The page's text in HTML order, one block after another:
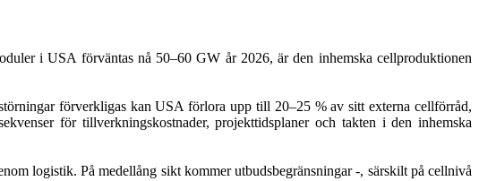
i USA förväntas nå 50–60 GW år 2026, är den inhemska cellproduktionen
förverkligas kan USA förlora upp till 20–25 % av sitt externa cellförråd,
för tillverkningskostnader, projekttidsplaner och takten i den inhemska
logistik. På medellång sikt kommer utbudsbegränsningar -, särskilt på cellnivå